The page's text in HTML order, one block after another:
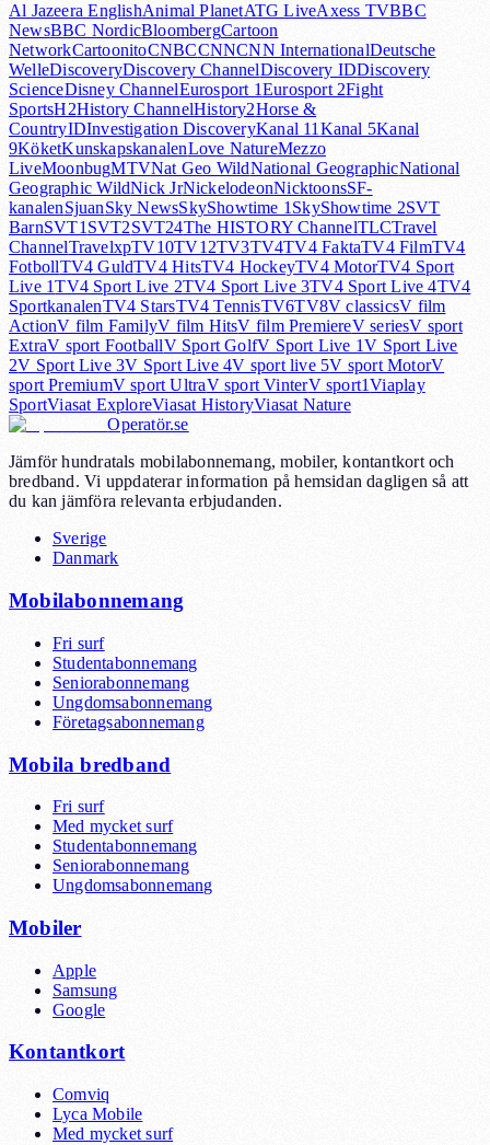
Al Jazeera EnglishAnimal PlanetATG LiveAxess TVBBC
NewsBBC NordicBloombergCartoon
NetworkCartoonitoCNBCCNNCNN InternationalDeutsche
WelleDiscoveryDiscovery ChannelDiscovery IDDiscovery
ScienceDisney ChannelEurosport 1Eurosport 2Fight
SportsH2History ChannelHistory2Horse &
CountryIDInvestigation DiscoveryKanal 11Kanal 5Kanal
9KöketKunskapskanalenLove NatureMezzo
LiveMoonbugMTVNat Geo WildNational GeographicNational
Geographic WildNick JrNickelodeonNicktoonsSF-
kanalenSjuanSky NewsSkyShowtime 1SkyShowtime 2SVT
BarnSVT1SVT2SVT24The HISTORY ChannelTLCTravel
ChannelTravelxpTV10TV12TV3TV4TV4 FaktaTV4 FilmTV4
FotbollTV4 GuldTV4 HitsTV4 HockeyTV4 MotorTV4 Sport
Live 1TV4 Sport Live 2TV4 Sport Live 3TV4 Sport Live 4TV4
SportkanalenTV4 StarsTV4 TennisTV6TV8V classicsV film
ActionV film FamilyV film HitsV film PremiereV seriesV sport
ExtraV sport FootballV Sport GolfV Sport Live 1V Sport Live
2V Sport Live 3V Sport Live 4V sport live 5V sport MotorV
sport PremiumV sport UltraV sport VinterV sport1Viaplay
SportViasat ExploreViasat HistoryViasat Nature
Operatör.se
Jämför hundratals mobilabonnemang, mobiler, kontantkort och
bredband. Vi uppdaterar information på hemsidan dagligen så att
du kan jämföra relevanta erbjudanden.
Sverige
Danmark
Mobilabonnemang
Fri surf
Studentabonnemang
Seniorabonnemang
Ungdomsabonnemang
Företagsabonnemang
Mobila bredband
Fri surf
Med mycket surf
Studentabonnemang
Seniorabonnemang
Ungdomsabonnemang
Mobiler
Apple
Samsung
Google
Kontantkort
Comviq
Lyca Mobile
Med mycket surf